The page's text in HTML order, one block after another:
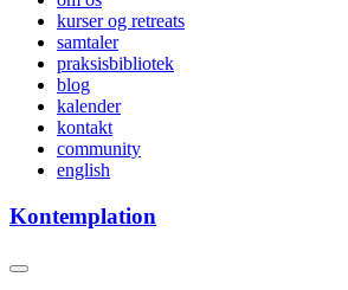
kurser og retreats
samtaler
praksisbibliotek
blog
kalender
kontakt
community
english
Kontemplation